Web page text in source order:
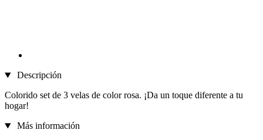
Descripción
Colorido set de 3 velas de color rosa. ¡Da un toque diferente a tu
hogar!
Más información